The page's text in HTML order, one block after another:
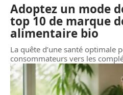
Adoptez un mode
top 10 de marque
alimentaire bio
La quête d’une santé optimale
consommateurs vers les